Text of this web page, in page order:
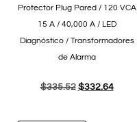
Protector Plug Pared / 120 VCA
15 A / 40,000 A / LED
Diagnóstico / Transformadores
de Alarma
$335.52 $332.64